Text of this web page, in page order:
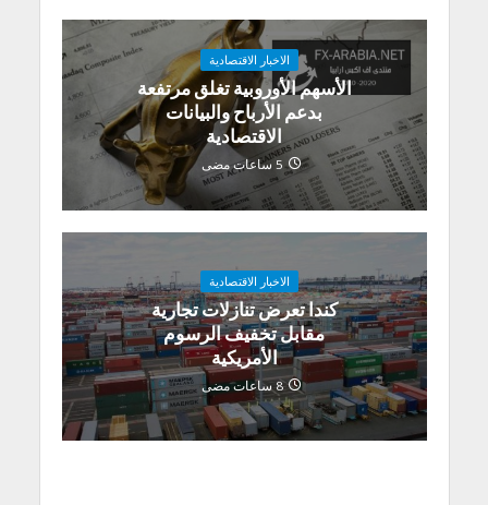
الاخبار الاقتصادية
الأسهم الأوروبية تغلق مرتفعة
بدعم الأرباح والبيانات
الاقتصادية
5 ساعات مضى
الاخبار الاقتصادية
كندا تعرض تنازلات تجارية
مقابل تخفيف الرسوم
الأمريكية
8 ساعات مضى